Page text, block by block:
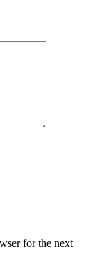
for the next